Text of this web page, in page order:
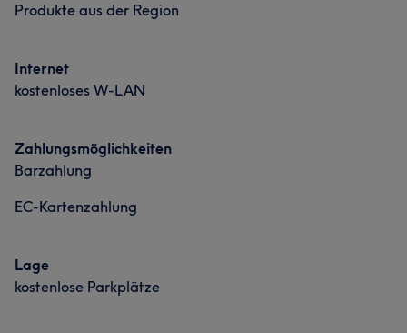
Produkte aus der Region
Internet
kostenloses W-LAN
Zahlungsmöglichkeiten
Barzahlung
EC-Kartenzahlung
Lage
kostenlose Parkplätze